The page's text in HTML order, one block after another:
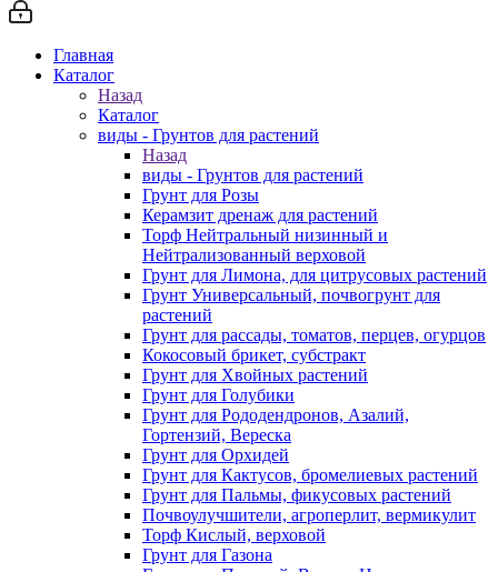
Главная
Каталог
Назад
Каталог
виды - Грунтов для растений
Назад
виды - Грунтов для растений
Грунт для Розы
Керамзит дренаж для растений
Торф Нейтральный низинный и
Нейтрализованный верховой
Грунт для Лимона, для цитрусовых растений
Грунт Универсальный, почвогрунт для
растений
Грунт для рассады, томатов, перцев, огурцов
Кокосовый брикет, субстракт
Грунт для Хвойных растений
Грунт для Голубики
Грунт для Рододендронов, Азалий,
Гортензий, Вереска
Грунт для Орхидей
Грунт для Кактусов, бромелиевых растений
Грунт для Пальмы, фикусовых растений
Почвоулучшители, агроперлит, вермикулит
Торф Кислый, верховой
Грунт для Газона